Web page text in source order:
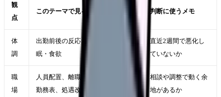
観
点
このテーマで見ること 判断に使うメモ
体
調
出勤前後の反応、休日の回復、睡
眠・食欲
直近2週間で悪化し
ていないか
職
場
人員配置、離職状況、教育体制、
勤務表、処遇改善の説明
相談や調整で動く余
地があるか